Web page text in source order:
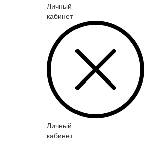
Личный
кабинет
Личный
кабинет